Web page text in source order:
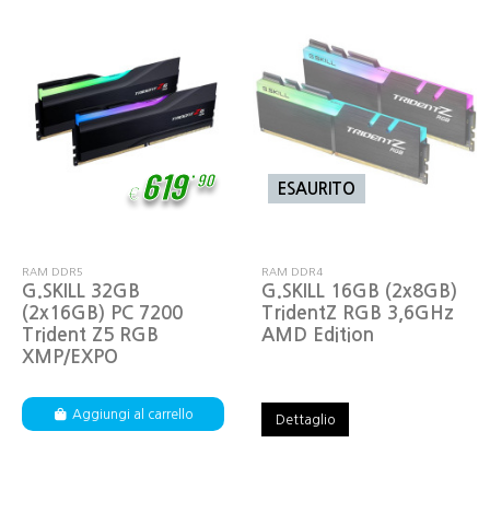
€619
,90
RAM DDR5
G.SKILL 32GB
(2x16GB) PC 7200
Trident Z5 RGB
XMP/EXPO
Aggiungi al carrello
ESAURITO
RAM DDR4
G.SKILL 16GB (2x8GB)
TridentZ RGB 3,6GHz
AMD Edition
Dettaglio